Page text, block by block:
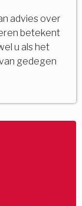
advies over
betekent
u als het
gedegen